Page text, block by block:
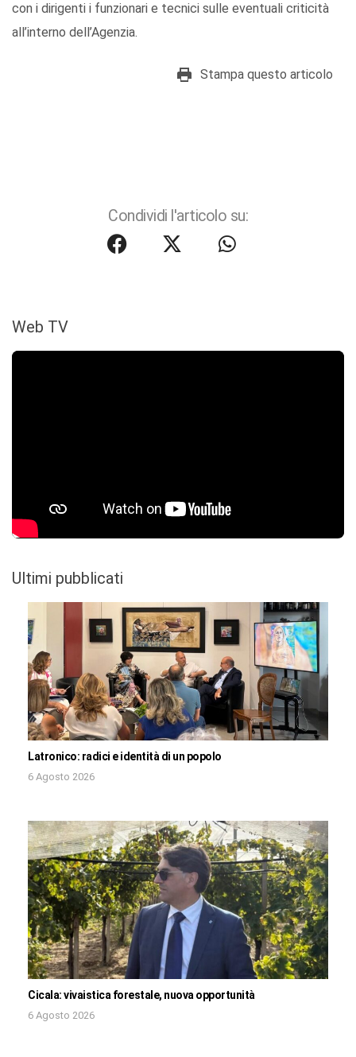
con i dirigenti i funzionari e tecnici sulle eventuali criticità
all’interno dell’Agenzia.
Stampa questo articolo
Condividi l'articolo su:
Web TV
Ultimi pubblicati
Latronico: radici e identità di un popolo
6 Agosto 2026
Cicala: vivaistica forestale, nuova opportunità
6 Agosto 2026